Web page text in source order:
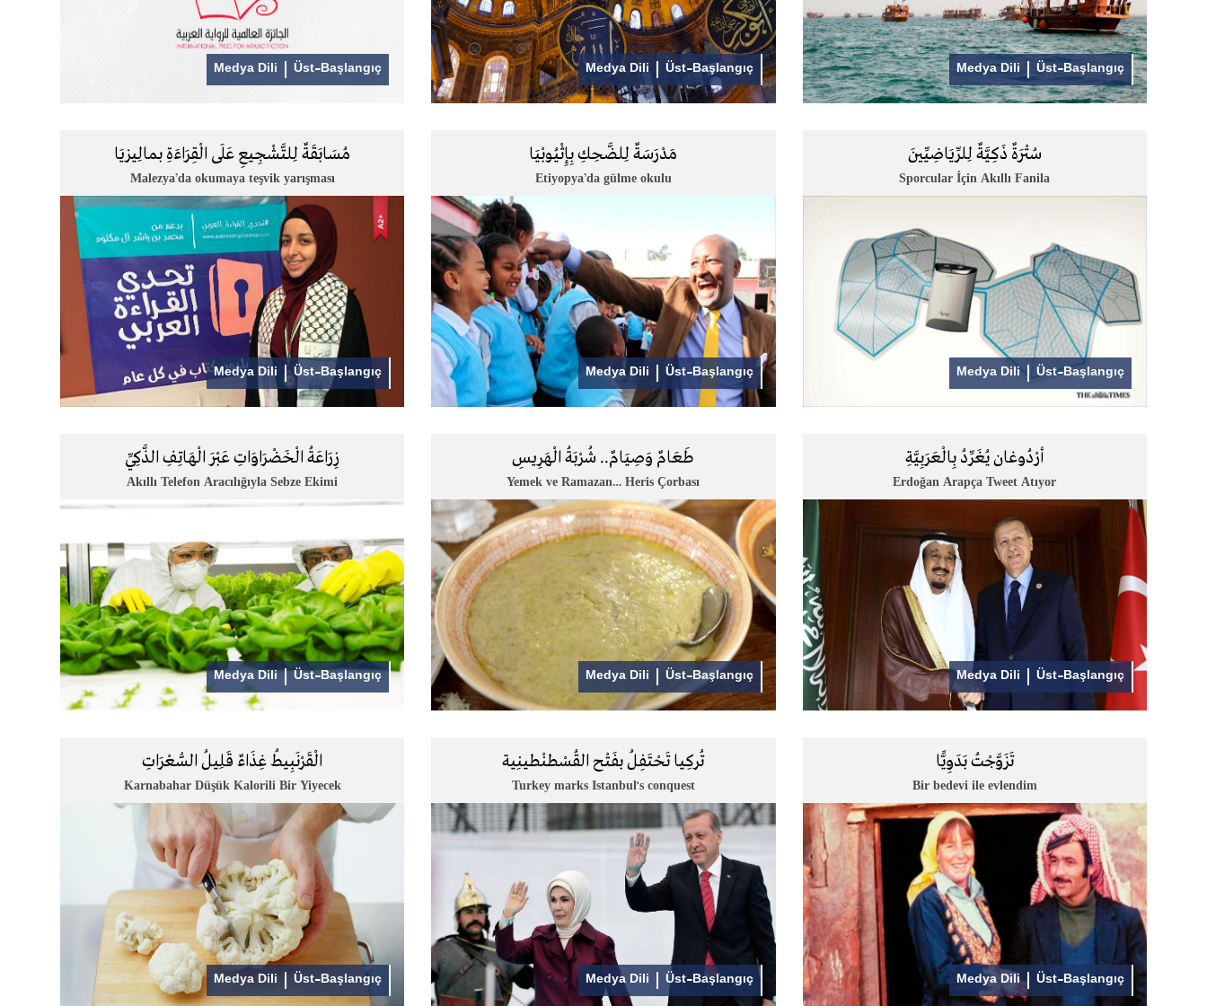
Medya Dili Üst-Başlangıç Medya Dili Üst-Başlangıç Medya Dili Üst-Başlangıç
مُسَابَقَةٌ لِلتَّشْجِيعِ عَلَى الْقِرَاءَةِ بمالِيزيَا
Malezya’da okumaya teşvik yarışması
Medya Dili Üst-Başlangıç
مَدْرَسَةٌ لِلضَّحِكِ بِإِثْيُوبْيَا
Etiyopya’da gülme okulu
Medya Dili Üst-Başlangıç
سُتْرَةٌ ذَكِيَّةٌ لِلرِّيَاضِيِّينَ
Sporcular İçin Akıllı Fanila
Medya Dili Üst-Başlangıç
زِرَاعَةُ الْخَضْرَاوَاتِ عَبْرَ الْهَاتِفِ الذَّكِيِّ
Akıllı Telefon Aracılığıyla Sebze Ekimi
Medya Dili Üst-Başlangıç
طَعَامٌ وَصِيَامٌ.. شُرْبَةُ الْهَرِيسِ
Yemek ve Ramazan… Heris Çorbası
Medya Dili Üst-Başlangıç
أرْدُوغان يُغَرِّدُ بِالْعَرَبِيَّةِ
Erdoğan Arapça Tweet Atıyor
Medya Dili Üst-Başlangıç
الْقَرْنَبِيطُ غِذَاءٌ قَلِيلُ السُّعْرَاتِ
Karnabahar Düşük Kalorili Bir Yiyecek
Medya Dili Üst-Başlangıç
تُركِيا تَحْتَفِلُ بفَتْح القُسْطنْطينِية
Turkey marks Istanbul's conquest
Medya Dili Üst-Başlangıç
تَزَوَّجْتُ بَدَوِيًّا
Bir bedevi ile evlendim
Medya Dili Üst-Başlangıç